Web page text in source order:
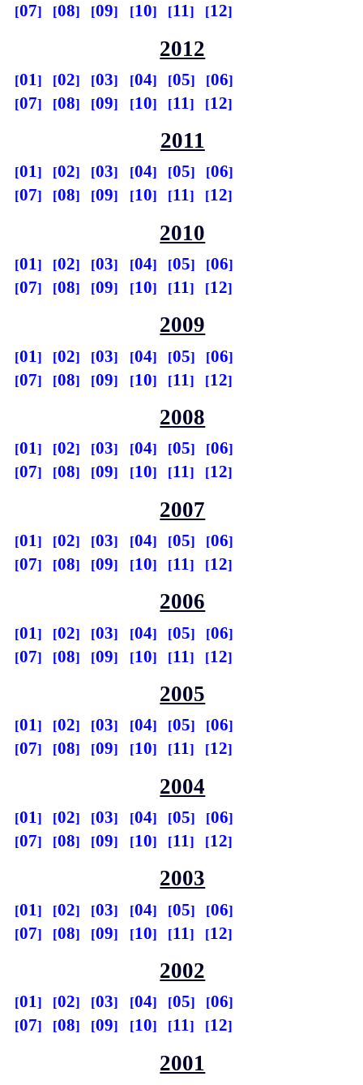
07
08 09 10 11 12
2012
01 02 03 04 05
06
07
08 09 10 11 12
2011
01 02 03 04 05
06
07
08 09 10 11 12
2010
01 02 03 04 05
06
07
08 09 10 11 12
2009
01 02 03 04 05
06
07
08 09 10 11 12
2008
01 02 03 04 05
06
07
08 09 10 11 12
2007
01 02 03 04 05
06
07
08 09 10 11 12
2006
01 02 03 04 05
06
07
08 09 10 11 12
2005
01 02 03 04 05
06
07
08 09 10 11 12
2004
01 02 03 04 05
06
07
08 09 10 11 12
2003
01 02 03 04 05
06
07
08 09 10 11 12
2002
01 02 03 04 05
06
07
08 09 10 11 12
2001